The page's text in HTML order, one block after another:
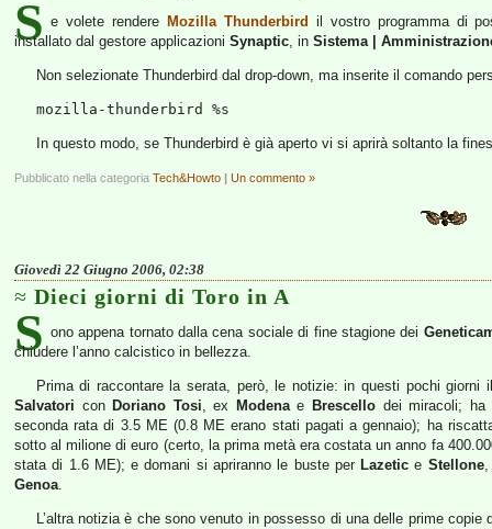
S e volete rendere Mozilla Thunderbird il vostro programma di
installato dal gestore applicazioni Synaptic, in Sistema |
Non selezionate Thunderbird dal drop-down, ma inserite il comando
mozilla-thunderbird %s
In questo modo, se Thunderbird è già aperto vi si aprirà soltanto la
Pubblicato nella categoria Tech&Howto | Un commento »
Giovedì 22 Giugno 2006, 02:38
Dieci giorni di Toro in A
S ono appena tornato dalla cena sociale di fine stagione dei
chiudere l’anno calcistico in bellezza.
Prima di raccontare la serata, però, le notizie: in questi pochi
Salvatori con Doriano Tosi, ex Modenae Brescello dei miracoli; ha
seconda rata di 3.5 ME (0.8 ME erano stati pagati a gennaio); ha
sotto al milione di euro (certo, la prima metà era costata un anno fa
stata di 1.6 ME); e domani si apriranno le buste per Lazetice Stellone,
Genoa.
L’altra notizia è che sono venuto in possesso di una delle prime copie